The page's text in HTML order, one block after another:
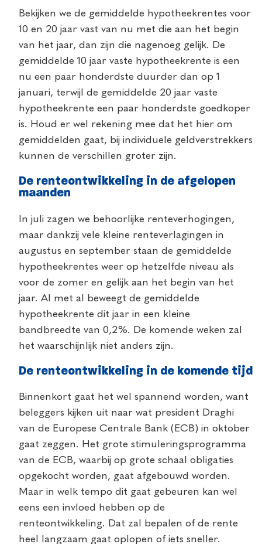
Bekijken we de gemiddelde hypotheekrentes voor
10 en 20 jaar vast van nu met die aan het begin
van het jaar, dan zijn die nagenoeg gelijk. De
gemiddelde 10 jaar vaste hypotheekrente is een
nu een paar honderdste duurder dan op 1
januari, terwijl de gemiddelde 20 jaar vaste
hypotheekrente een paar honderdste goedkoper
is. Houd er wel rekening mee dat het hier om
gemiddelden gaat, bij individuele geldverstrekkers
kunnen de verschillen groter zijn.
De renteontwikkeling in de afgelopen
maanden
In juli zagen we behoorlijke renteverhogingen,
maar dankzij vele kleine renteverlagingen in
augustus en september staan de gemiddelde
hypotheekrentes weer op hetzelfde niveau als
voor de zomer en gelijk aan het begin van het
jaar. Al met al beweegt de gemiddelde
hypotheekrente dit jaar in een kleine
bandbreedte van 0,2%. De komende weken zal
het waarschijnlijk niet anders zijn.
De renteontwikkeling in de komende tijd
Binnenkort gaat het wel spannend worden, want
beleggers kijken uit naar wat president Draghi
van de Europese Centrale Bank (ECB) in oktober
gaat zeggen. Het grote stimuleringsprogramma
van de ECB, waarbij op grote schaal obligaties
opgekocht worden, gaat afgebouwd worden.
Maar in welk tempo dit gaat gebeuren kan wel
eens een invloed hebben op de
renteontwikkeling. Dat zal bepalen of de rente
heel langzaam gaat oplopen of iets sneller.